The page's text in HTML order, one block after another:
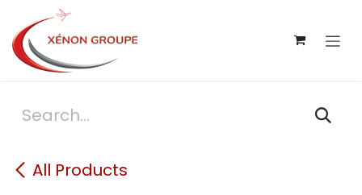
Skip to Content
All Products